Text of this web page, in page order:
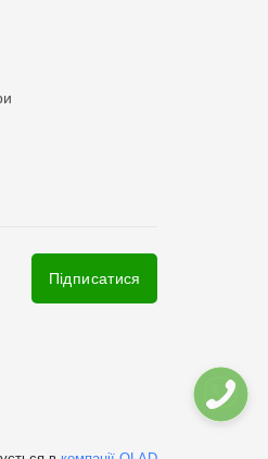
Підписатися